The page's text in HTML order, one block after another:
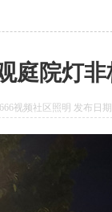
庭院灯
视频社区照明 发布日期